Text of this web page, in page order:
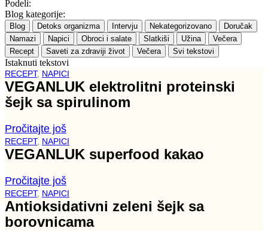
Podeli:
Blog kategorije:
Blog Detoks organizma Intervju Nekategorizovano
Doručak
Namazi
Napici Obroci i salate Slatkiši Užina
Večera
Recept
Saveti za zdraviji život Večera Svi tekstovi
Istaknuti tekstovi
RECEPT, NAPICI
VEGANLUK elektrolitni proteinski
šejk sa spirulinom
Pročitajte još
RECEPT, NAPICI
VEGANLUK superfood kakao
Pročitajte još
RECEPT, NAPICI
Antioksidativni zeleni šejk sa
borovnicama